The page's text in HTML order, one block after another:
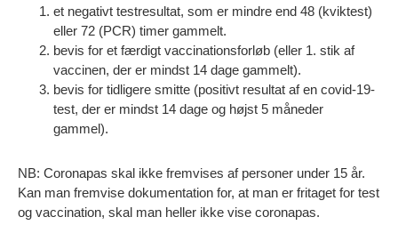
et negativt testresultat, som er mindre end 48 (kviktest)
eller 72 (PCR) timer gammelt.
bevis for et færdigt vaccinationsforløb (eller 1. stik af
vaccinen, der er mindst 14 dage gammelt).
bevis for tidligere smitte (positivt resultat af en covid-19-
test, der er mindst 14 dage og højst 5 måneder
gammel).
NB: Coronapas skal ikke fremvises af personer under 15 år.
Kan man fremvise dokumentation for, at man er fritaget for test
og vaccination, skal man heller ikke vise coronapas.